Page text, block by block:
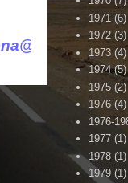
1971 (6)
1972 (3)
1973 (4)
1974 (5)
1975 (2)
1976 (4)
1976-
1977 (1)
1978 (1)
1979 (1)